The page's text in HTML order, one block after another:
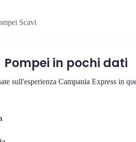
Scavi
in pochi dati
sull'esperienza Campania Express in